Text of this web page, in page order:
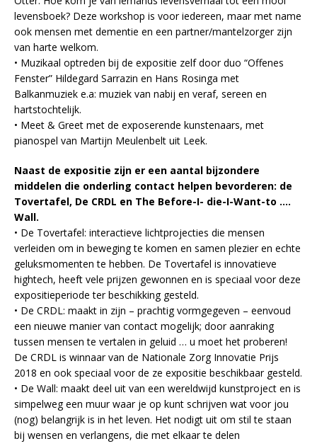
levensboek? Deze workshop is voor iedereen, maar met name
ook mensen met dementie en een partner/mantelzorger zijn
van harte welkom.
• Muzikaal optreden bij de expositie zelf door duo “Offenes
Fenster” Hildegard Sarrazin en Hans Rosinga met
Balkanmuziek e.a: muziek van nabij en veraf, sereen en
hartstochtelijk.
• Meet & Greet met de exposerende kunstenaars, met
pianospel van Martijn Meulenbelt uit Leek.
Naast de expositie zijn er een aantal bijzondere
middelen die onderling contact helpen bevorderen: de
Tovertafel, De CRDL en The Before-I- die-I-Want-to ….
Wall.
• De Tovertafel: interactieve lichtprojecties die mensen
verleiden om in beweging te komen en samen plezier en echte
geluksmomenten te hebben. De Tovertafel is innovatieve
hightech, heeft vele prijzen gewonnen en is speciaal voor deze
expositieperiode ter beschikking gesteld.
• De CRDL: maakt in zijn – prachtig vormgegeven – eenvoud
een nieuwe manier van contact mogelijk; door aanraking
tussen mensen te vertalen in geluid … u moet het proberen!
De CRDL is winnaar van de Nationale Zorg Innovatie Prijs
2018 en ook speciaal voor de ze expositie beschikbaar gesteld.
• De Wall: maakt deel uit van een wereldwijd kunstproject en is
simpelweg een muur waar je op kunt schrijven wat voor jou
(nog) belangrijk is in het leven. Het nodigt uit om stil te staan
bij wensen en verlangens, die met elkaar te delen